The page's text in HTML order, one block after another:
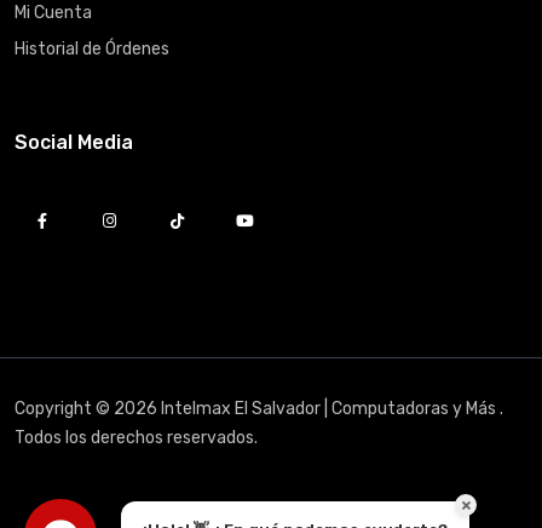
Mi Cuenta
Historial de Órdenes
Social Media
Copyright © 2026 Intelmax El Salvador | Computadoras y Más .
Todos los derechos reservados.